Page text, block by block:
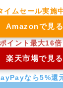
Amazonで見る
楽天市場で見る